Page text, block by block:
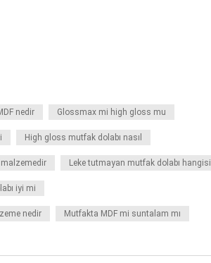
nedir Glossmax mi high gloss mu
High gloss mutfak dolabı nasıl
Leke tutmayan mutfak dolabı hangisi
iyi mi
nedir Mutfakta MDF mi suntalam mı